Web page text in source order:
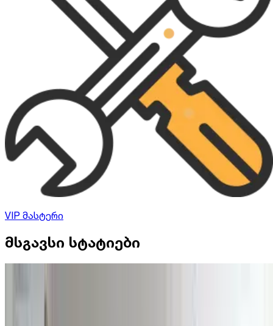
VIP მასტერი
მსგავსი სტატიები
რჩევები: როგორ შევარჩიოთ პატარა